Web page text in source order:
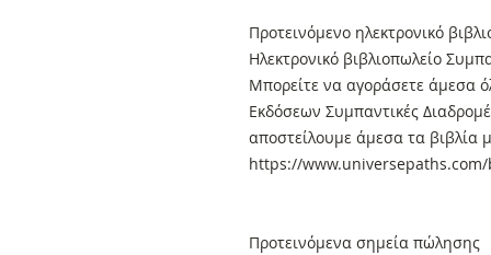
Προτεινόμενο ηλεκτρονικό
Ηλεκτρονικό βιβλιοπωλείο
Μπορείτε να αγοράσετε άμεσα
Εκδόσεων Συμπαντικές
αποστείλουμε άμεσα τα βιβλία
https://
Προτεινόμενα σημεία πώλησης